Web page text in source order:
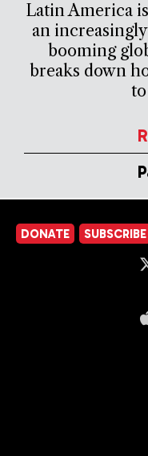
Latin America
an
booming
breaks down
DONATE SUBSCRIBE